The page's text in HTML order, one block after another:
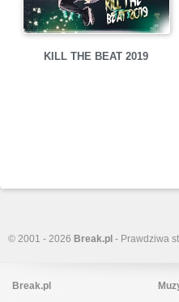
KILL THE BEAT 2019
© 2001 - 2026 Break.pl - Prawdziwa
Break.pl